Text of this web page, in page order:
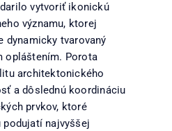
vytvoriť ikonickú
významu, ktorej
dynamicky tvarovaný
opláštením. Porota
architektonického
a dôslednú koordináciu
prvkov, ktoré
podujatí najvyššej